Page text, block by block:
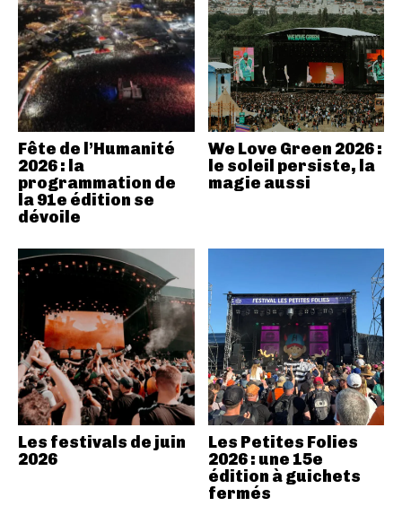
Fête de l’Humanité
2026 : la
programmation de
la 91e édition se
dévoile
We Love Green 2026 :
le soleil persiste, la
magie aussi
Les festivals de juin
2026
Les Petites Folies
2026 : une 15e
édition à guichets
fermés